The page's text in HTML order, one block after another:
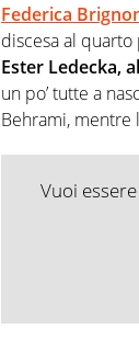
Federica
discesa al
Ester Ledecka,
un po’ tutte a
Behrami, mentre
Vuoi